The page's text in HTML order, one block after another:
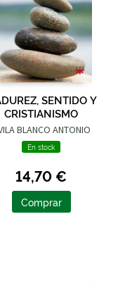
SENTIDO Y
CRISTIANISMO
BLANCO ANTONIO
En stock
14,70 €
Comprar